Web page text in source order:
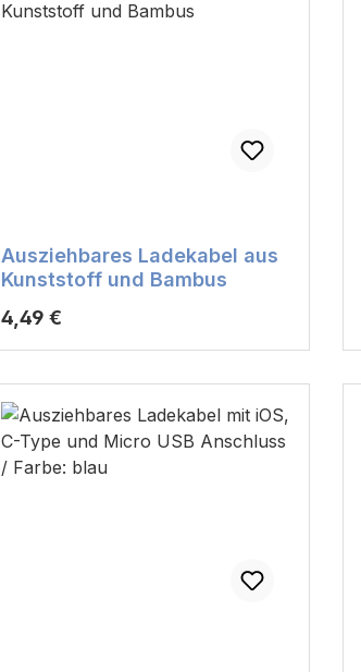
Ausziehbares Ladekabel aus
Kunststoff und Bambus
Regulärer Preis:
4,49 €